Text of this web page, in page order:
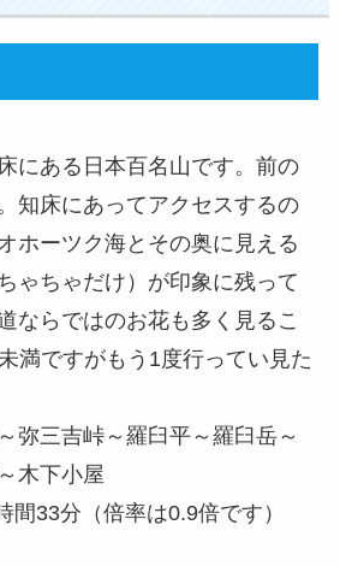
にある日本百名山です。前の
知床にあってアクセスするの
ホーツク海とその奥に見える
ゃちゃだけ）が印象に残って
ならではのお花も多く見るこ
満ですがもう1度行ってい見た
弥三吉峠～羅臼平～羅臼岳～
木下小屋
間33分（倍率は0.9倍です）